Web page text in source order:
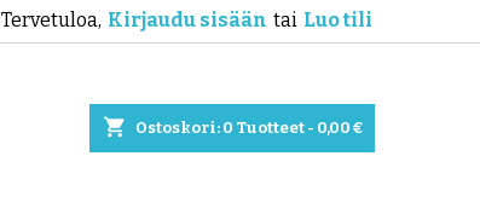
Tervetuloa, Kirjaudu sisään tai Luo tili
shopping_cart Ostoskori: 0 Tuotteet - 0,00 €